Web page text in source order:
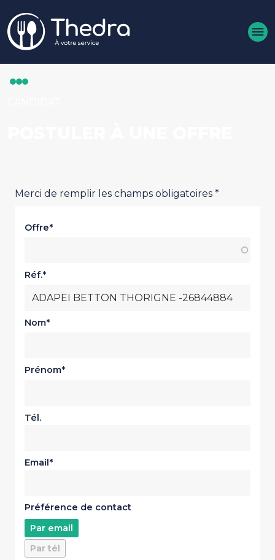
Merci de remplir les champs obligatoires *
Offre
Réf.
Nom
Prénom
Tél.
Email
Préférence de contact
Par email
Par tél